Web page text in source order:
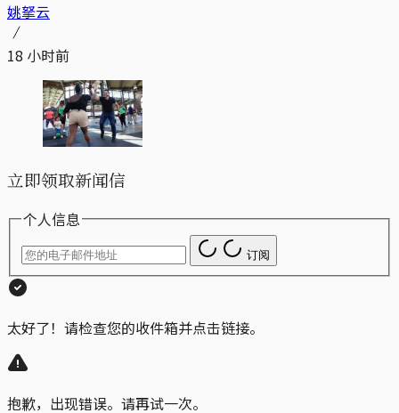
姚拏云
18 小时前
立即领取新闻信
个人信息
订阅
太好了！请检查您的收件箱并点击链接。
抱歉，出现错误。请再试一次。